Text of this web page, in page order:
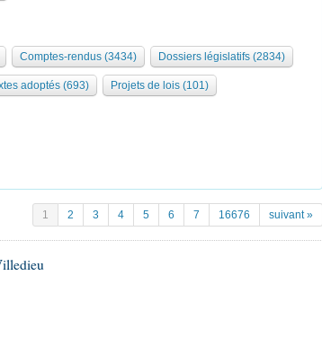
Comptes-rendus (3434) Dossiers législatifs (2834)
adoptés (693) Projets de lois (101)
1 2 3 4 5 6 7 16676 suivant »